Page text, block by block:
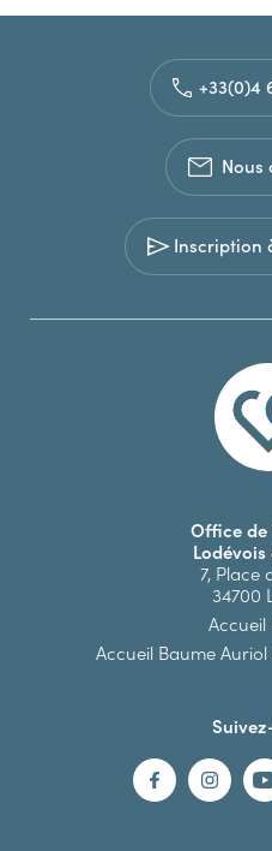
+33(0)4
Nous
Inscription
Office de
7, Place
34700
Accueil
Accueil Baume